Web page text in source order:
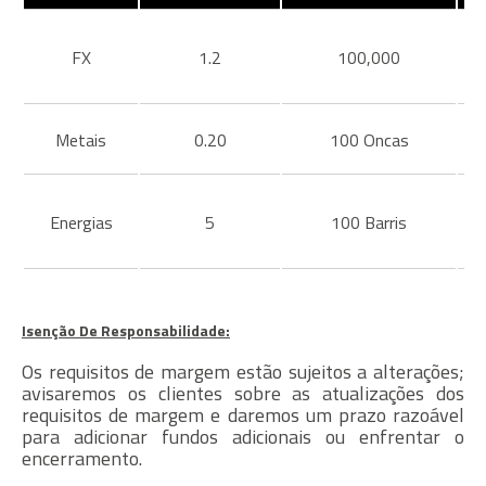
FX 1.2 100,000
Metais 0.20 100 Oncas
Energias 5 100 Barris
Isenção De Responsabilidade:
Os requisitos de margem estão sujeitos a alterações;
avisaremos os clientes sobre as atualizações dos
requisitos de margem e daremos um prazo razoável
para adicionar fundos adicionais ou enfrentar o
encerramento.